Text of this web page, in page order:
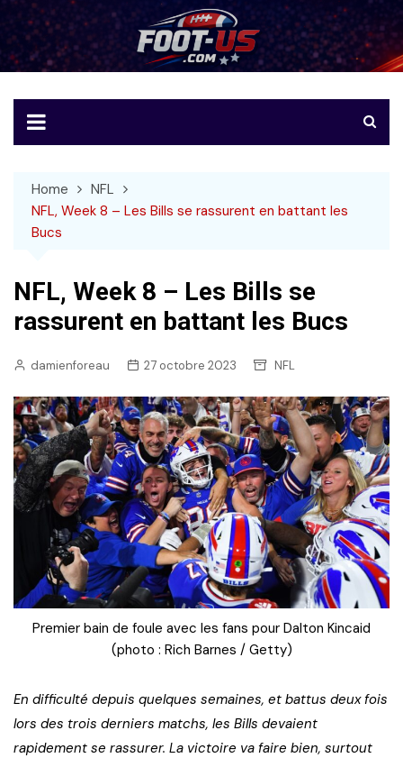
to
content
Foot-US
Le football américain en français
Home
NFL
NFL, Week 8 – Les Bills se rassurent en battant les
Bucs
NFL, Week 8 – Les Bills se
rassurent en battant les Bucs
damienforeau 27 octobre 2023 NFL
Premier bain de foule avec les fans pour Dalton Kincaid
(photo : Rich Barnes / Getty)
En difficulté depuis quelques semaines, et battus deux fois
lors des trois derniers matchs, les Bills devaient
rapidement se rassurer. La victoire va faire bien, surtout